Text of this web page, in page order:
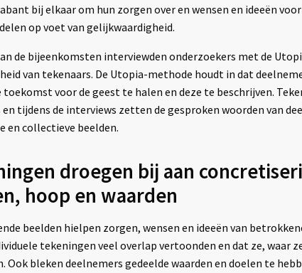
bij elkaar om hun zorgen over en wensen en ideeën
op voet van gelijkwaardigheid.
de bijeenkomsten interviewden onderzoekers met de
van tekenaars. De Utopia-methode houdt in dat
voor de geest te halen en deze te beschrijven.
tijdens de interviews zetten de gesproken woorden van
en collectieve beelden.
droegen bij aan
hoop en waarden
beelden hielpen zorgen, wensen en ideeën van
tekeningen veel overlap vertoonden en dat ze, waar
Ook bleken deelnemers gedeelde waarden en doelen te